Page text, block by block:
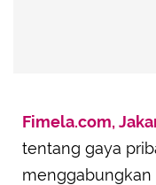
Fimela.com,
tentang gaya